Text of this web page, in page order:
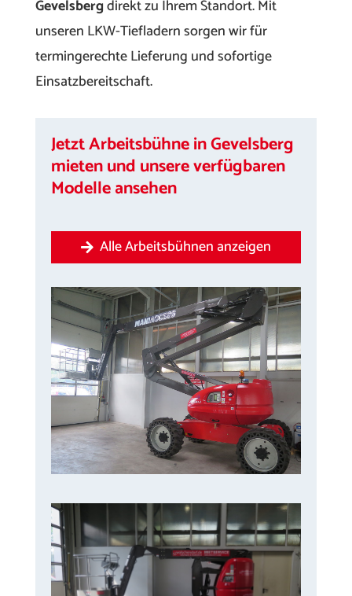
Gevelsbergdirekt zu Ihrem Standort. Mit
unseren LKW-Tiefladern sorgen wir für
termingerechte Lieferung und sofortige
Einsatzbereitschaft.
Jetzt Arbeitsbühne in Gevelsberg
mieten und unsere verfügbaren
Modelle ansehen
Alle Arbeitsbühnen anzeigen